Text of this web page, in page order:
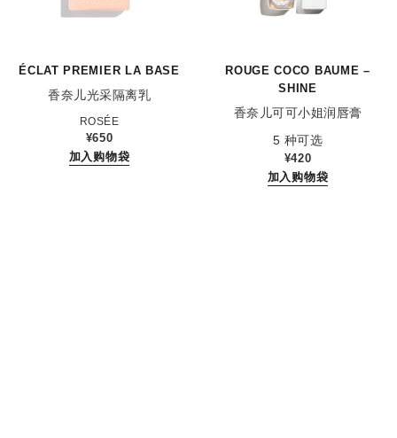
ÉCLAT PREMIER LA BASE
香奈儿光采隔离乳
参考编号 167370
ROSÉE
¥650
加入购物袋
ROUGE COCO BAUME –
SHINE
香奈儿可可小姐润唇膏
参考编号 171752
5 种可选
¥420
加入购物袋